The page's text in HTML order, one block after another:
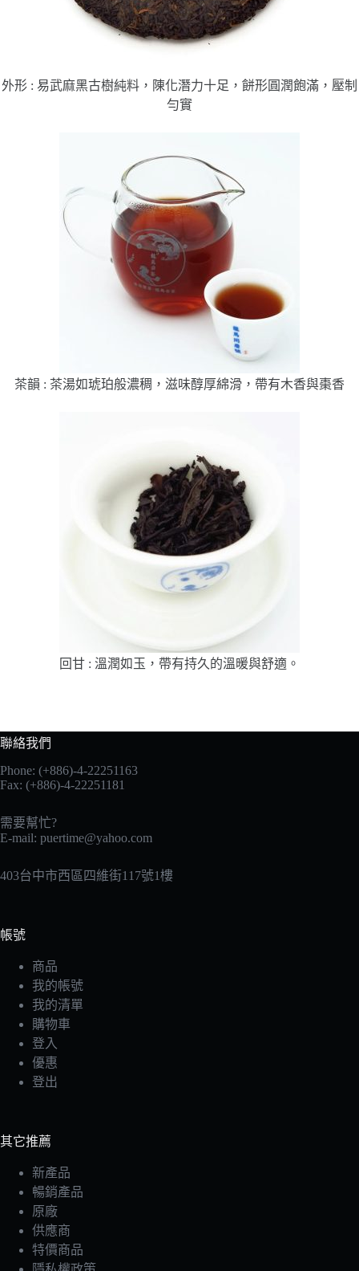
外形 : 易武麻黑古樹純料，陳化潛力十足，餅形圓潤飽滿，壓制
勻實
茶韻 : 茶湯如琥珀般濃稠，滋味醇厚綿滑，帶有木香與棗香
回甘 : 溫潤如玉，帶有持久的溫暖與舒適。
聯絡我們
Phone: (+886)-4-22251163
Fax: (+886)-4-22251181
需要幫忙?
E-mail: puertime@yahoo.com
403台中市西區四維街117號1樓
帳號
商品
我的帳號
我的清單
購物車
登入
優惠
登出
其它推薦
新產品
暢銷產品
原廠
供應商
特價商品